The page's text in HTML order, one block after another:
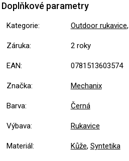
Doplňkové parametry
Kategorie: Outdoor rukavice,
Záruka: 2 roky
EAN: 0781513603574
Značka: Mechanix
Barva: Černá
Výbava: Rukavice
Materiál: Kůže, Syntetika